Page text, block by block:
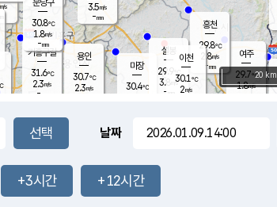
m/s
mm
-mm
-mm
용인
30.7℃
2.3m/s
여주
29.7℃
1.8m/s
3.5m/s
-mm
장호원
31.7℃
1.7m/s
-mm
흥천
29.8℃
2.8m/s
-mm
마장
30.4℃
설봉
29.9
3.8 m/s
- mm
기흥구갈
31.6℃
2.3m/s
-
분당구
30.8℃
1.8m/s
-mm
이천
30.1℃
2m/s
20 km
날짜
+3시간 +12시간